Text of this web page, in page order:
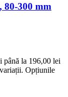
80-300 mm
până la 196,00 lei
Opțiunile